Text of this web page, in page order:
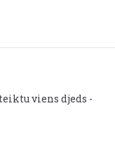
viens djeds -